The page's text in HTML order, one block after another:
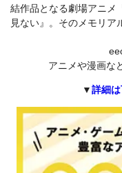
結作品となる劇場アニメ
見ない』。そのメモリア
アニメや漫画な
▼詳細